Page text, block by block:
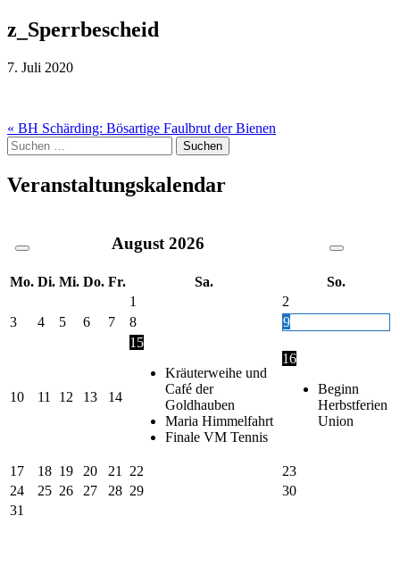
z_Sperrbescheid
7. Juli 2020
Beitragsnavigation
« BH Schärding: Bösartige Faulbrut der Bienen
Suche
nach:
Veranstaltungskalendar
August 2026
Mo. Di. Mi. Do. Fr. Sa.
So.
1
2
3
4 5 6 7 8 9
10 11 12 13 14
15
Kräuterweihe und
Café der
Goldhauben
Maria Himmelfahrt
Finale VM Tennis
16
Beginn
Herbstferien
Union
17 18 19 20 21 22
23
24
25 26 27 28 29
30
31